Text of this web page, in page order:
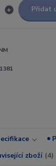
Přidat
zboží 4